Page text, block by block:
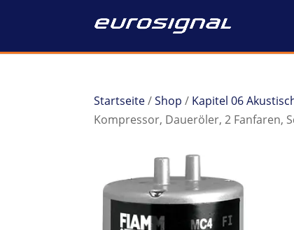
Startseite/Shop / Kapitel 06
Kompressor, Daueröler, 2 Fanfaren,